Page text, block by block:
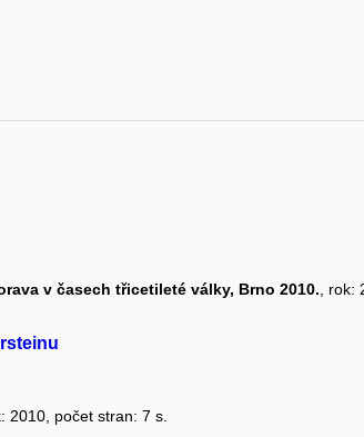
v časech třicetileté války, Brno 2010., rok:
2010, počet stran: 7 s.